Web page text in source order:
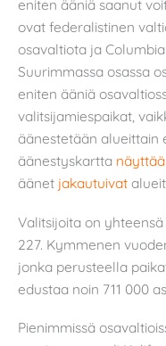
eniten ääniä saanut
ovat federalistinen
osavaltiota ja
Suurimmassa osassa
eniten ääniä
valitsijamiespaikat,
äänestetään alueittain
äänestyskartta näyttää
äänet jakautuivat
Valitsijoita on yhteensä
227. Kymmenen
jonka perusteella
edustaa noin 711 000
Pienimmissä